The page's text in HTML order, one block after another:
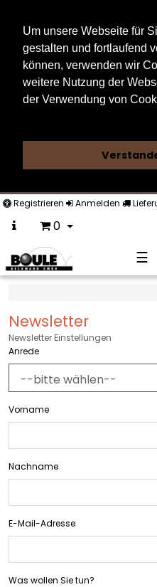
Um unsere Webseite für
gestalten und fortlaufend
können, verwenden wir
weitere Nutzung der
der Verwendung von
Registrieren Anmelden
0
☰
Newsletter
Newsletter Einstellungen
Anrede
Vorname
Nachname
E-Mail-Adresse
Was wollen Sie tun?